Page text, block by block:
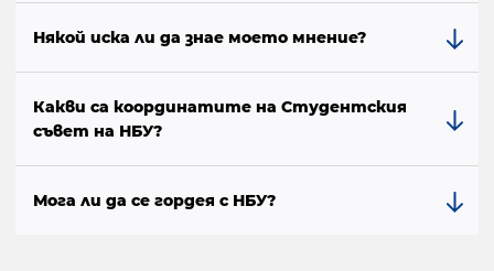
Някой иска ли да знае моето мнение?
Какви са координатите на Студентския
съвет на НБУ?
Мога ли да се гордея с НБУ?